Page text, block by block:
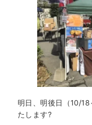
明日、明後日（10/
たします?